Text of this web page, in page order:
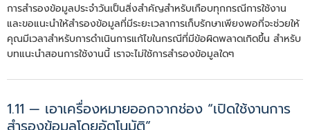
การสำรองข้อมูลประจำวันเป็นสิ่งสำคัญสำหรับเกือบทุกกรณีการใช้งาน
และขอแนะนำให้สำรองข้อมูลที่มีระยะเวลาการเก็บรักษาเพียงพอที่จะช่วยให้
คุณมีเวลาสำหรับการดำเนินการแก้ไขในกรณีที่มีข้อผิดพลาดเกิดขึ้น สำหรับ
บทแนะนำสอนการใช้งานนี้ เราจะไม่ใช้การสำรองข้อมูลใดๆ
1.11 — เอาเครื่องหมายออกจากช่อง “เปิดใช้งานการ